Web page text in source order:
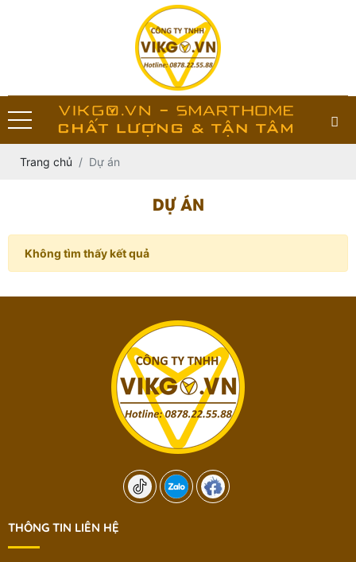
Trang chủ Dự án
DỰ ÁN
Không tìm thấy kết quả
THÔNG TIN LIÊN HỆ